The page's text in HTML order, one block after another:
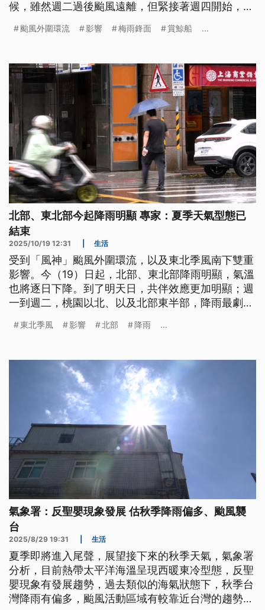
候，雖然週二過後颱風遠離，但緊接著週四開始，全
颱風外圍環流 影響 梅雨鋒面 賞鯨船 ...
北部、東北部今起降雨明顯 專家：夏季天氣型態已
結束
2025/10/19 12:31 生活
受到「風神」颱風外圍環流，以及東北季風南下雙重
影響。今（19）日起，北部、東北部降雨明顯，氣溫
也將逐日下降。到了明天日，共伴效應更加明顯；週
一到週二，桃園以北、以及北部東半部，降雨最劇
頭往返廈門五通航班，自下午後，雙向停航。
東北季風 影響 北部 降雨 ...
氣象署：反聖嬰現象發展 估秋季降雨偏多、颱風襲
台
2025/8/29 19:31 生活
夏季即將進入尾聲，展望接下來的秋季天氣，氣象署
分析，目前熱帶太平洋海溫呈現西暖東冷型態，反聖
嬰現象有發展趨勢，過去類似的海氣狀態下，秋季台
灣降雨有偏多，颱風活動區域有較靠近台灣的趨勢，